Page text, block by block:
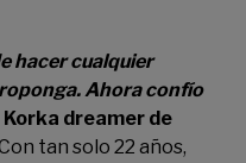
hacer cualquier
Ahora confío
dreamer de
tan solo 22 años,